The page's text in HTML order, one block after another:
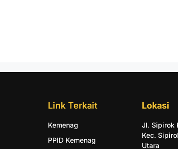
Link Terkait
Kemenag
PPID Kemenag
Lokasi
Jl. Sipirok
Kec.
Utara